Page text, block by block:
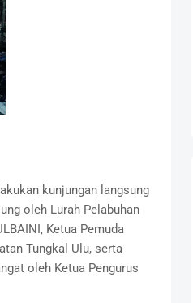
kunjungan langsung
oleh Lurah Pelabuhan
Ketua Pemuda
Tungkal Ulu, serta
oleh Ketua Pengurus